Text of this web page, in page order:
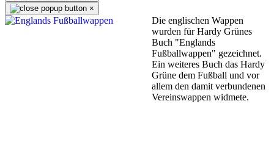
×
Die englischen Wappen
wurden für Hardy Grünes
Buch "Englands
Fußballwappen" gezeichnet.
Ein weiteres Buch das Hardy
Grüne dem Fußball und vor
allem den damit verbundenen
Vereinswappen widmete.